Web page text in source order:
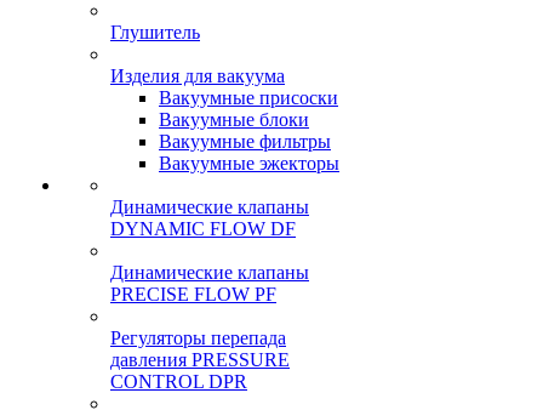
Глушитель
Изделия для вакуума
Вакуумные присоски
Вакуумные блоки
Вакуумные фильтры
Вакуумные эжекторы
Динамические клапаны
DYNAMIC FLOW DF
Динамические клапаны
PRECISE FLOW PF
Регуляторы перепада
давления PRESSURE
CONTROL DPR